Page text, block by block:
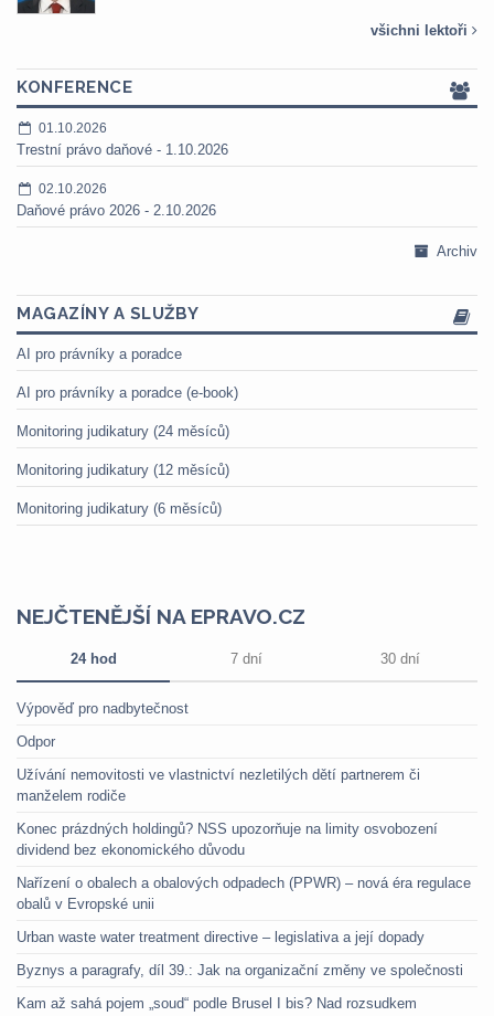
všichni lektoři
KONFERENCE
01.10.2026
Trestní právo daňové - 1.10.2026
02.10.2026
Daňové právo 2026 - 2.10.2026
Archiv
MAGAZÍNY A SLUŽBY
AI pro právníky a poradce
AI pro právníky a poradce (e-book)
Monitoring judikatury (24 měsíců)
Monitoring judikatury (12 měsíců)
Monitoring judikatury (6 měsíců)
NEJČTENĚJŠÍ NA EPRAVO.CZ
24 hod 7 dní 30 dní
Výpověď pro nadbytečnost
Odpor
Užívání nemovitosti ve vlastnictví nezletilých dětí partnerem či
manželem rodiče
Konec prázdných holdingů? NSS upozorňuje na limity osvobození
dividend bez ekonomického důvodu
Nařízení o obalech a obalových odpadech (PPWR) – nová éra regulace
obalů v Evropské unii
Urban waste water treatment directive – legislativa a její dopady
Byznys a paragrafy, díl 39.: Jak na organizační změny ve společnosti
Kam až sahá pojem „soud“ podle Brusel I bis? Nad rozsudkem